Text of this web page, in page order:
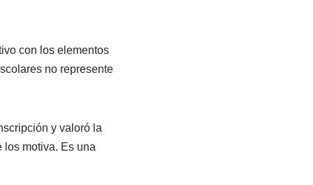
con los elementos
no represente
y valoró la
los motiva. Es una